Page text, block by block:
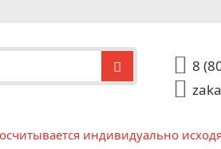
8
индивидуально исходя